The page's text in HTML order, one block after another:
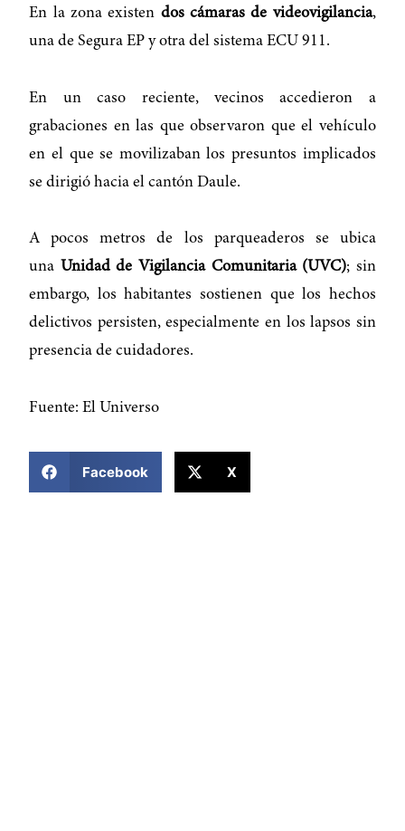
En la zona existen dos cámaras de videovigilancia,
una de Segura EP y otra del sistema ECU 911.
En un caso reciente, vecinos accedieron a
grabaciones en las que observaron que el vehículo
en el que se movilizaban los presuntos implicados
se dirigió hacia el cantón Daule.
A pocos metros de los parqueaderos se ubica
una Unidad de Vigilancia Comunitaria (UVC); sin
embargo, los habitantes sostienen que los hechos
delictivos persisten, especialmente en los lapsos sin
presencia de cuidadores.
Fuente: El Universo
Facebook X